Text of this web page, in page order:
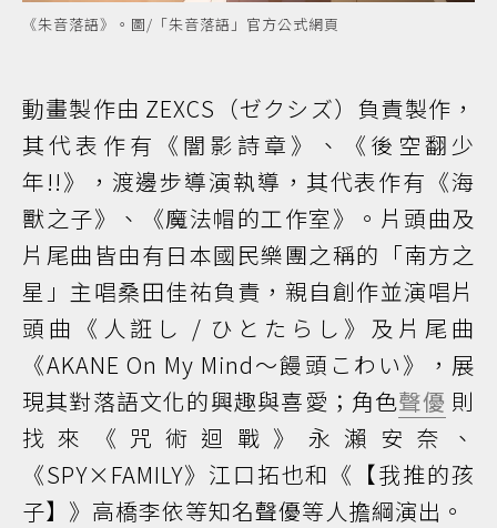
《朱音落語》。圖/「朱音落語」官方公式網頁
動畫製作由 ZEXCS（ゼクシズ）負責製作，
其代表作有《闇影詩章》、《後空翻少
年!!》，渡邊步導演執導，其代表作有《海
獸之子》、《魔法帽的工作室》。片頭曲及
片尾曲皆由有日本國民樂團之稱的「南方之
星」主唱桑田佳祐負責，親自創作並演唱片
頭曲《人誑し / ひとたらし》及片尾曲
《AKANE On My Mind～饅頭こわい》，展
現其對落語文化的興趣與喜愛；角色聲優 則
找來《咒術迴戰》永瀨安奈、
《SPY×FAMILY》江口拓也和《【我推的孩
子】》高橋李依等知名聲優等人擔綱演出。